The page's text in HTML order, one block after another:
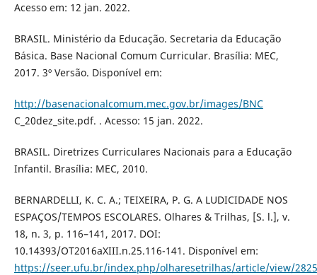
Acesso em: 12 jan. 2022.
BRASIL. Ministério da Educação. Secretaria da Educação
Básica. Base Nacional Comum Curricular. Brasília: MEC,
2017. 3º Versão. Disponível em:
http://basenacionalcomum.mec.gov.br/images/BNC
C_20dez_site.pdf. . Acesso: 15 jan. 2022.
BRASIL. Diretrizes Curriculares Nacionais para a Educação
Infantil. Brasília: MEC, 2010.
BERNARDELLI, K. C. A.; TEIXEIRA, P. G. A LUDICIDADE NOS
ESPAÇOS/TEMPOS ESCOLARES. Olhares & Trilhas, [S. l.], v.
18, n. 3, p. 116–141, 2017. DOI:
10.14393/OT2016aXIII.n.25.116-141. Disponível em:
https://seer.ufu.br/index.php/olharesetrilhas/article/view/